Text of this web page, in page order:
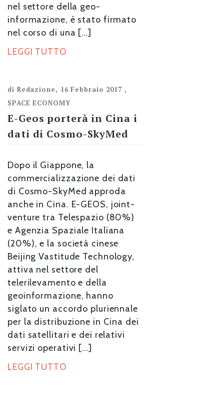
nel settore della geo-
informazione, è stato firmato
nel corso di una […]
LEGGI TUTTO
di Redazione, 16 Febbraio 2017 ,
SPACE ECONOMY
E-Geos porterà in Cina i
dati di Cosmo-SkyMed
Dopo il Giappone, la
commercializzazione dei dati
di Cosmo-SkyMed approda
anche in Cina. E-GEOS, joint-
venture tra Telespazio (80%)
e Agenzia Spaziale Italiana
(20%), e la società cinese
Beijing Vastitude Technology,
attiva nel settore del
telerilevamento e della
geoinformazione, hanno
siglato un accordo pluriennale
per la distribuzione in Cina dei
dati satellitari e dei relativi
servizi operativi […]
LEGGI TUTTO